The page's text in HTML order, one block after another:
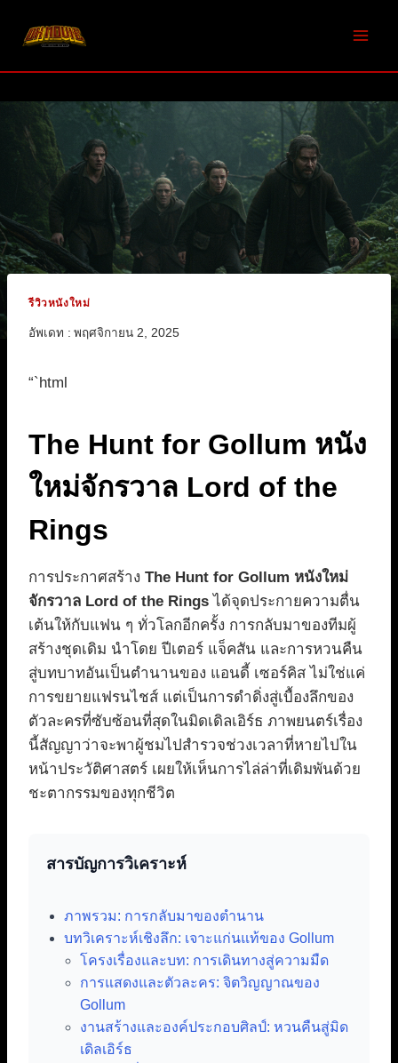
รีวิวหนังใหม่
อัพเดท : พฤศจิกายน 2, 2025
“`html
The Hunt for Gollum หนัง
ใหม่จักรวาล Lord of the
Rings
การประกาศสร้าง The Hunt for Gollum หนังใหม่
จักรวาล Lord of the Rings ได้จุดประกายความตื่น
เต้นให้กับแฟน ๆ ทั่วโลกอีกครั้ง การกลับมาของทีมผู้
สร้างชุดเดิม นำโดย ปีเตอร์ แจ็คสัน และการหวนคืน
สู่บทบาทอันเป็นตำนานของ แอนดี้ เซอร์คิส ไม่ใช่แค่
การขยายแฟรนไชส์ แต่เป็นการดำดิ่งสู่เบื้องลึกของ
ตัวละครที่ซับซ้อนที่สุดในมิดเดิลเอิร์ธ ภาพยนตร์เรื่อง
นี้สัญญาว่าจะพาผู้ชมไปสำรวจช่วงเวลาที่หายไปใน
หน้าประวัติศาสตร์ เผยให้เห็นการไล่ล่าที่เดิมพันด้วย
ชะตากรรมของทุกชีวิต
สารบัญการวิเคราะห์
ภาพรวม: การกลับมาของตำนาน
บทวิเคราะห์เชิงลึก: เจาะแก่นแท้ของ Gollum
โครงเรื่องและบท: การเดินทางสู่ความมืด
การแสดงและตัวละคร: จิตวิญญาณของ
Gollum
งานสร้างและองค์ประกอบศิลป์: หวนคืนสู่มิด
เดิลเอิร์ธ